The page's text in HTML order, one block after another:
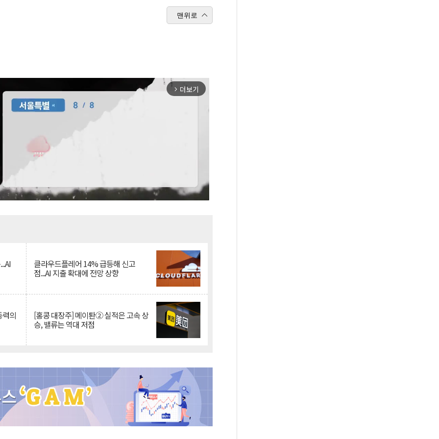
맨위로
arrow_forward_ios 더보기
클라우드플레어 14% 급등해 신고
점...AI 지출 확대에 전망 상향
의 [홍콩 대장주] 메이퇀② 실적은 고속 상
승, 밸류는 역대 저점